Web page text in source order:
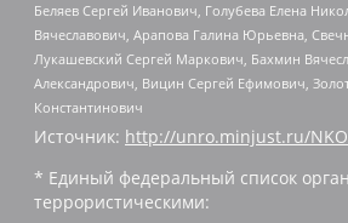
Беляев Сергей Иванович, Голубева Елена
Вячеславович, Арапова Галина Юрьевна,
Лукашевский Сергей Маркович, Бахмин
Александрович, Вицин Сергей Ефимович,
Константинович
Источник: http://unro.minjust.ru/
* Единый федеральный список
террористическими: